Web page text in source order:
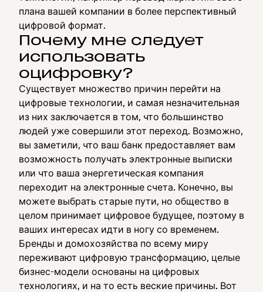
плана вашей компании в более перспективный
цифровой формат.
Почему мне следует
использовать
оцифровку?
Существует множество причин перейти на
цифровые технологии, и самая незначительная
из них заключается в том, что большинство
людей уже совершили этот переход. Возможно,
вы заметили, что ваш банк предоставляет вам
возможность получать электронные выписки
или что ваша энергетическая компания
переходит на электронные счета. Конечно, вы
можете выбрать старые пути, но общество в
целом принимает цифровое будущее, поэтому в
ваших интересах идти в ногу со временем.
Бренды и домохозяйства по всему миру
переживают цифровую трансформацию, целые
бизнес-модели основаны на цифровых
технологиях, и на то есть веские причины. Вот